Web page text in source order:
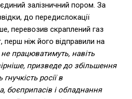
залізничний пором. За
до передислокації
перевозив скраплений газ
перш ніж його відправили на
працюватимуть, навіть
призведе до збільшення
росії в
боєприпасів і обладнання